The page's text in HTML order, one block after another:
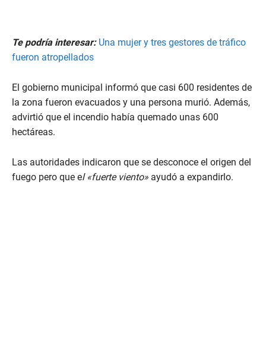
Te podría interesar: Una mujer y tres gestores de tráfico
fueron atropellados
El gobierno municipal informó que casi 600 residentes de
la zona fueron evacuados y una persona murió. Además,
advirtió que el incendio había quemado unas 600
hectáreas.
Las autoridades indicaron que se desconoce el origen del
fuego pero que el «fuerte viento» ayudó a expandirlo.